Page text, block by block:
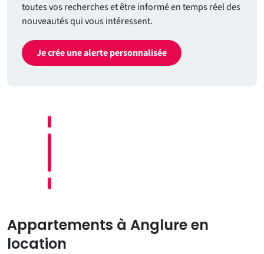
toutes vos recherches et être informé en temps réel des
nouveautés qui vous intéressent.
Je crée une alerte personnalisée
Appartements à Anglure en
location